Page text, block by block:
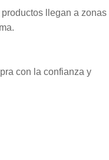
llegan a zonas
con la confianza y